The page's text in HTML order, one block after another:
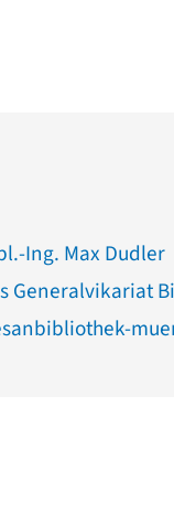
Ing. Max Dudler
Generalvikariat